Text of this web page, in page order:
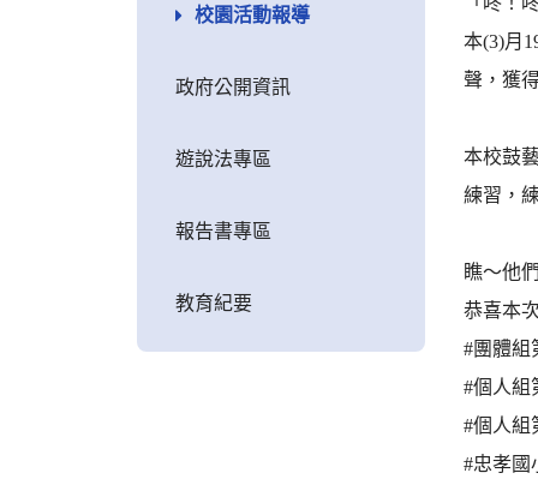
校園活動報導
政府公開資訊
遊說法專區
報告書專區
教育紀要
本(3)月
聲，獲
本校鼓
練習，
瞧～他
恭喜本
#團體組
#個人組
#個人組
#忠孝國